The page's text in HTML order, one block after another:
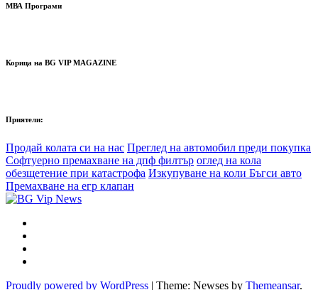
МВА Програми
Корица на BG VIP MAGAZINE
Приятели:
Продай колата си на нас Преглед на автомобил преди покупка
Софтуерно премахване на дпф филтър оглед на кола
обезщетение при катастрофа Изкупуване на коли Бъгси авто
Премахване на егр клапан
Proudly powered by WordPress | Theme: Newses by Themeansar.